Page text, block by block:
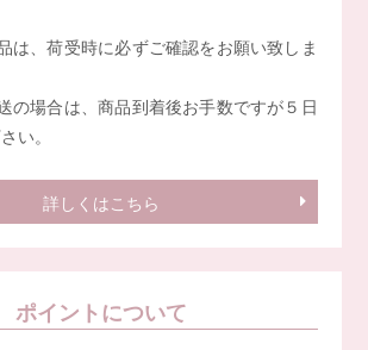
は、荷受時に必ずご確認をお願い致しま
の場合は、商品到着後お手数ですが５日
い。
詳しくはこちら
ポイントについて